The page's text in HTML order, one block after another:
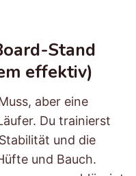
Stand
effektiv)
aber eine
Du trainierst
und die
und Bauch.